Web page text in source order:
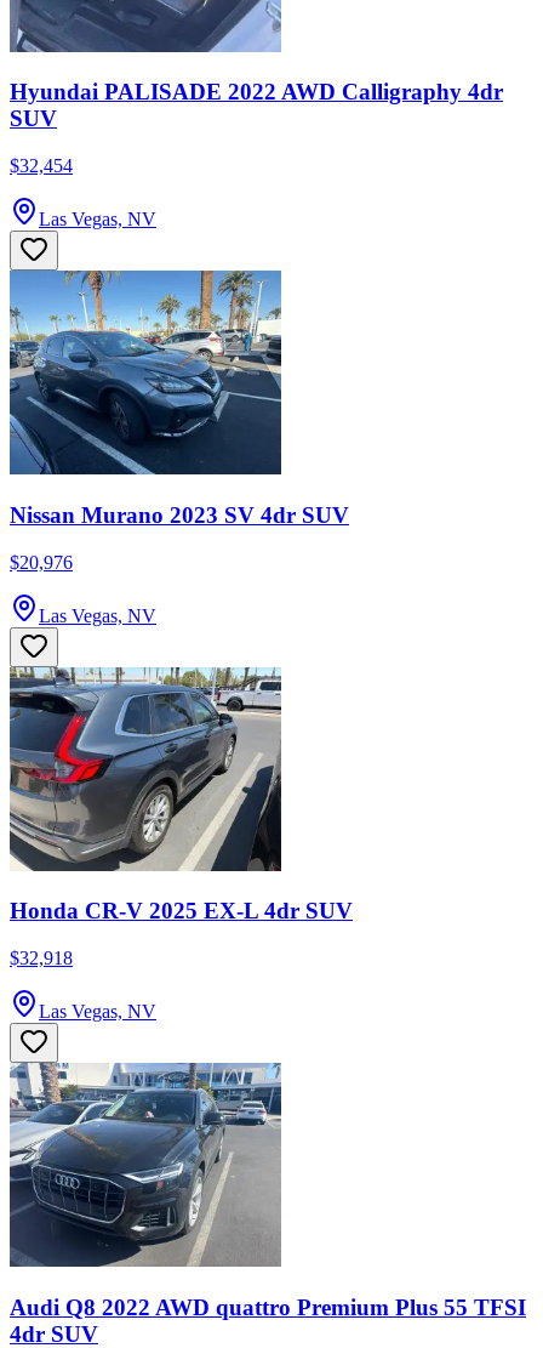
Hyundai PALISADE 2022 AWD Calligraphy 4dr
SUV
$32,454
Las Vegas, NV
Nissan Murano 2023 SV 4dr SUV
$20,976
Las Vegas, NV
Honda CR-V 2025 EX-L 4dr SUV
$32,918
Las Vegas, NV
Audi Q8 2022 AWD quattro Premium Plus 55 TFSI
4dr SUV